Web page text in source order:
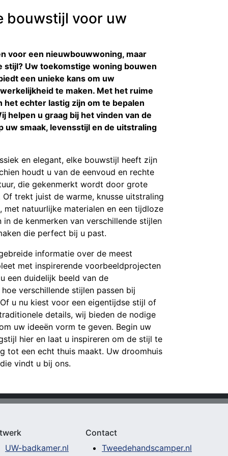
bouwstijl voor uw
voor een nieuwbouwwoning, maar
stijl? Uw toekomstige woning bouwen
een unieke kans om uw
te maken. Met het ruime
het echter lastig zijn om te bepalen
helpen u graag bij het vinden van de
uw smaak, levensstijl en de uitstraling
en elegant, elke bouwstijl heeft zijn
houdt u van de eenvoud en rechte
die gekenmerkt wordt door grote
Of trekt juist de warme, knusse uitstraling
met natuurlijke materialen en een tijdloze
de kenmerken van verschillende stijlen
die perfect bij u past.
informatie over de meest
met inspirerende voorbeeldprojecten
een duidelijk beeld van de
verschillende stijlen passen bij
u nu kiest voor een eigentijdse stijl of
details, wij bieden de nodige
uw ideeën vorm te geven. Begin uw
hier en laat u inspireren om de stijl te
tot een echt thuis maakt. Uw droomhuis
vindt u bij ons.
UW-badkamer.nl
Contact
Tweedehandscamper.nl